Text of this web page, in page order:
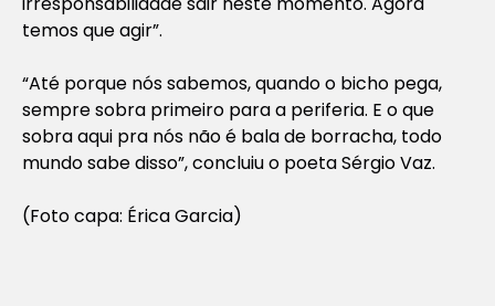
temos que agir”.
“Até porque nós sabemos, quando o bicho pega,
sempre sobra primeiro para a periferia. E o que
sobra aqui pra nós não é bala de borracha, todo
mundo sabe disso”, concluiu o poeta Sérgio Vaz.
(Foto capa: Érica Garcia)